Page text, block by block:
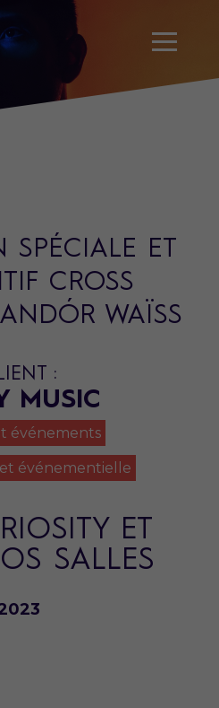
SPÉCIALE ET
CROSS
WAÏSS
:
MUSIC
événements
événementielle
ET
SALLES